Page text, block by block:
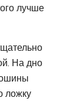
лучше
На дно
ложку